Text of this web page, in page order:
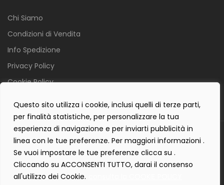
Questo sito utilizza i cookie, inclusi quelli di terze parti,
per finalità statistiche, per personalizzare la tua
esperienza di navigazione e per inviarti pubblicità in
linea con le tue preferenze. Per maggiori informazioni .
Se vuoi impostare le tue preferenze clicca su .
Cliccando su ACCONSENTI TUTTO, darai il consenso
all'utilizzo dei Cookie.
Chi Siamo
Condizioni di Vendita
Info Spedizione
Privacy Policy
Cookie Policy
Copyright 2019 © Tecnostudio di Martellini Nicoletta
Powered with